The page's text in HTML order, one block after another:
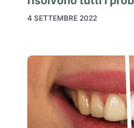
4 SETTEMBRE 2022